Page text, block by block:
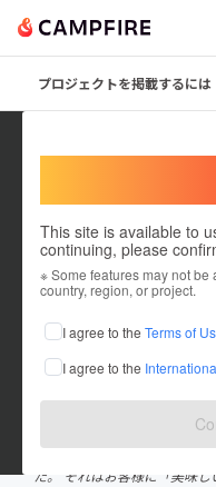
プロジェクトを掲載するには
This site is available to
continuing, please
※ Some features may not
country, region, or project.
I agree to the Terms of
I agree to the
これまでに1回支援して1
在住国：日本 現在地：未設
出身国：日本 出身地：未設
宮古寿司は横浜の栄区で店
質にこだわり、味と技術を
た。 それはお客様に「美味し